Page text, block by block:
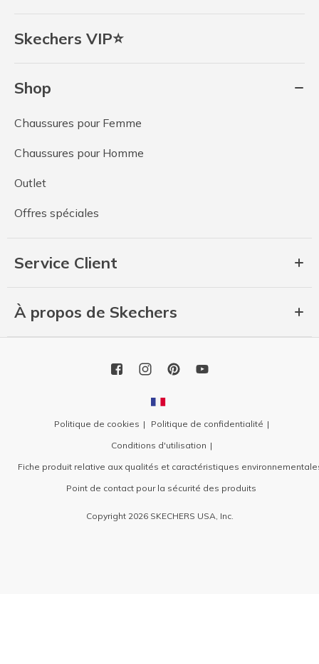
Skechers VIP⭐
Shop
Chaussures pour Femme
Chaussures pour Homme
Outlet
Offres spéciales
Service Client
À propos de Skechers
Politique de cookies
Politique de confidentialité
Conditions d'utilisation
Fiche produit relative aux qualités et caractéristiques
Point de contact pour la sécurité des produits
Copyright 2026 SKECHERS USA, Inc.